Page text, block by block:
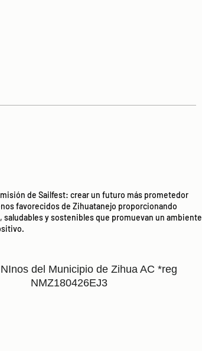
de Sailfest: crear un futuro más prometedor
favorecidos de Zihuatanejo proporcionando
saludables y sostenibles que promuevan un ambiente
del Municipio de Zihua AC *reg
NMZ180426EJ3